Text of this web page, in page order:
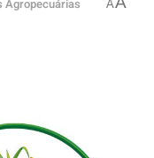
Agropecuárias A